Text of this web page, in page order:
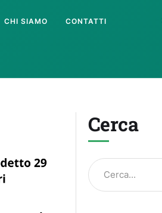
CHI SIAMO CONTATTI
Cerca